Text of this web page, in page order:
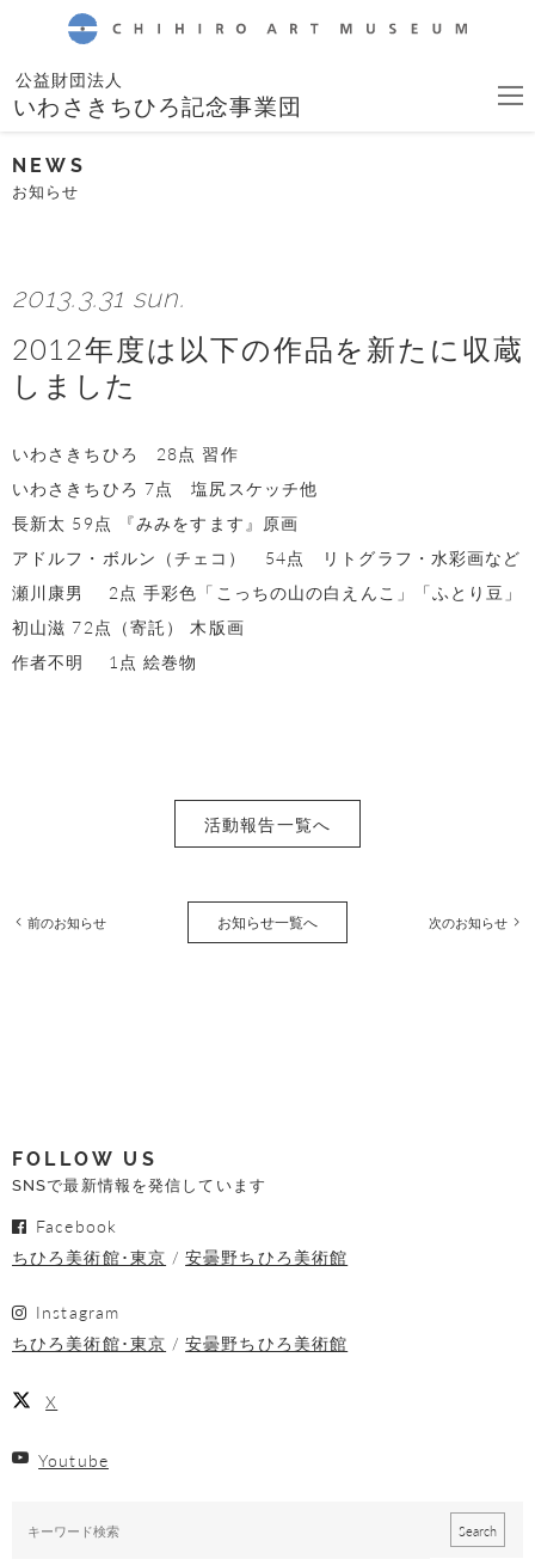
公益財団法人
いわさきちひろ記念事業団
NEWS
お知らせ
2013.3.31 sun.
2012年度は以下の作品を新たに収蔵
しました
いわさきちひろ 28点 習作
いわさきちひろ 7点 塩尻スケッチ他
長新太 59点 『みみをすます』原画
アドルフ・ボルン（チェコ） 54点 リトグラフ・水彩画など
瀬川康男 2点 手彩色「こっちの山の白えんこ」「ふとり豆」
初山滋 72点（寄託） 木版画
作者不明 1点 絵巻物
活動報告一覧へ
前のお知らせ お知らせ一覧へ 次のお知らせ
FOLLOW US
SNSで最新情報を発信しています
Facebook
ちひろ美術館･東京
安曇野ちひろ美術館
Instagram
ちひろ美術館･東京
安曇野ちひろ美術館
X
Youtube